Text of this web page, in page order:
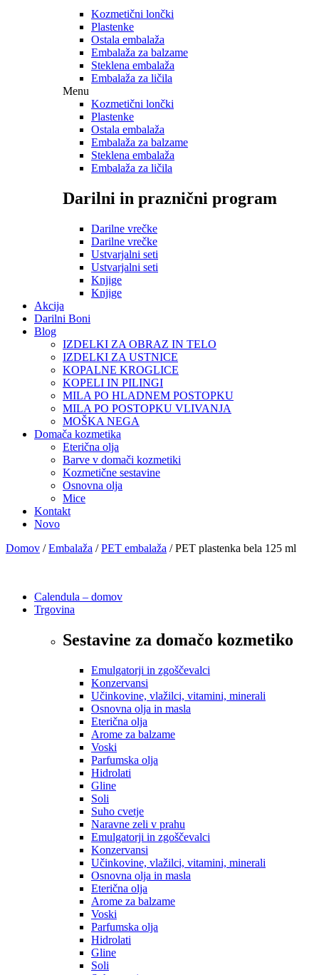
Kozmetični lončki
Plastenke
Ostala embalaža
Embalaža za balzame
Steklena embalaža
Embalaža za ličila
Menu
Kozmetični lončki
Plastenke
Ostala embalaža
Embalaža za balzame
Steklena embalaža
Embalaža za ličila
Darilni in praznični program
Darilne vrečke
Darilne vrečke
Ustvarjalni seti
Ustvarjalni seti
Knjige
Knjige
Akcija
Darilni Boni
Blog
IZDELKI ZA OBRAZ IN TELO
IZDELKI ZA USTNICE
KOPALNE KROGLICE
KOPELI IN PILINGI
MILA PO HLADNEM POSTOPKU
MILA PO POSTOPKU VLIVANJA
MOŠKA NEGA
Domača kozmetika
Eterična olja
Barve v domači kozmetiki
Kozmetične sestavine
Osnovna olja
Mice
Kontakt
Novo
Domov /Embalaža /PET embalaža / PET plastenka bela 125 ml
Calendula – domov
Trgovina
Sestavine za domačo kozmetiko
Emulgatorji in zgoščevalci
Konzervansi
Učinkovine, vlažilci, vitamini, minerali
Osnovna olja in masla
Eterična olja
Arome za balzame
Voski
Parfumska olja
Hidrolati
Gline
Soli
Suho cvetje
Naravne zeli v prahu
Emulgatorji in zgoščevalci
Konzervansi
Učinkovine, vlažilci, vitamini, minerali
Osnovna olja in masla
Eterična olja
Arome za balzame
Voski
Parfumska olja
Hidrolati
Gline
Soli